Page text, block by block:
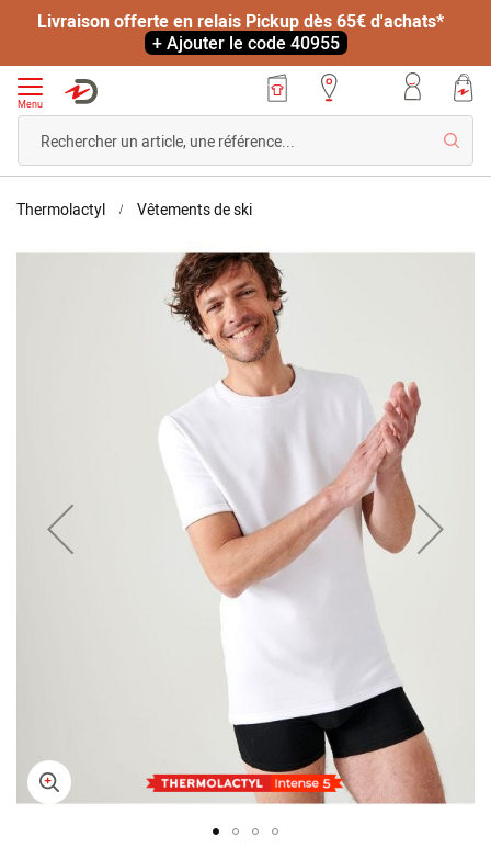
Livraison offerte en relais Pickup dès 65€ d'achats*
+ Ajouter le code 40955
Menu
Accueil
Thermolactyl Vêtements de skiT-
Thermolactyl
manches
courtes,
molleton
gratté
Skip